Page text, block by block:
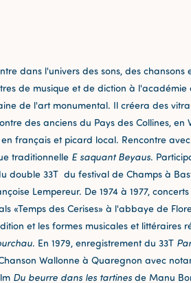
dans l'univers des sons, des
de musique et de diction à
de l'art monumental. Il créera des
des anciens du Pays des Collines,
français et picard local. Rencontre
traditionnelle E saquant Beyaus.
double 33T du festival de Champs à
Lempereur. De 1974 à 1977,
«Temps des Cerises» à l'abbaye de
et les formes musicales et littéraires
. En 1979, enregistrement du 33T
Wallonne à Quaregnon avec
Du beurre dans les tartines de Manu